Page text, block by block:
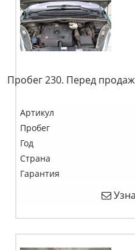
Пробег 230. Перед
Артикул
Пробег
Год
Страна
Гарантия